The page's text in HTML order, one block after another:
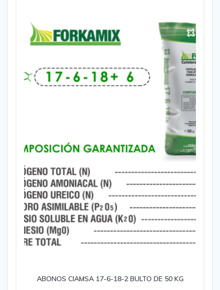
ABONOS CIAMSA 17-6-18-2 BULTO DE 50 KG